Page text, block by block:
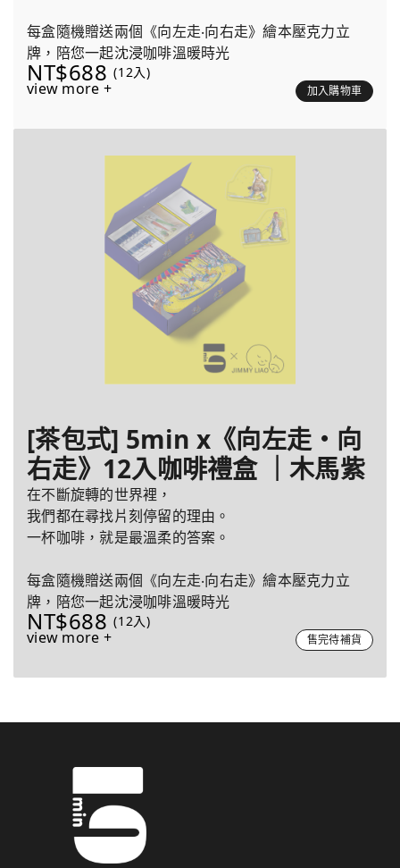
每盒隨機贈送兩個《向左走‧向右走》繪本壓克力立
牌，陪您一起沈浸咖啡溫暖時光
NT$688 (12入)
view more + 加入購物車
[茶包式] 5min x《向左走・向
右走》12入咖啡禮盒 ｜木馬紫
在不斷旋轉的世界裡，
我們都在尋找片刻停留的理由。
一杯咖啡，就是最溫柔的答案。
每盒隨機贈送兩個《向左走‧向右走》繪本壓克力立
牌，陪您一起沈浸咖啡溫暖時光
NT$688 (12入)
view more + 售完待補貨